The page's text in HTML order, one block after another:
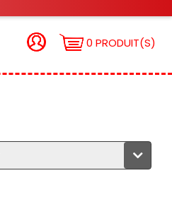
0 PRODUIT(S)